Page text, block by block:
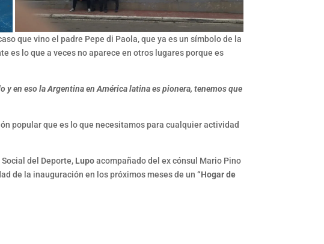
que vino el padre Pepe di Paola, que ya es un símbolo de la
es lo que a veces no aparece en otros lugares porque es
en eso la Argentina en América latina es pionera, tenemos que
popular que es lo que necesitamos para cualquier actividad
del Deporte, Lupoacompañado del ex cónsul Mario Pino
de la inauguración en los próximos meses de un“Hogar de